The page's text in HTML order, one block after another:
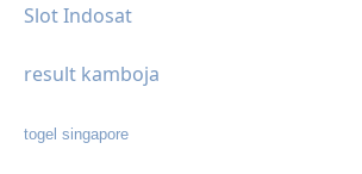
Slot Indosat
result kamboja
togel singapore